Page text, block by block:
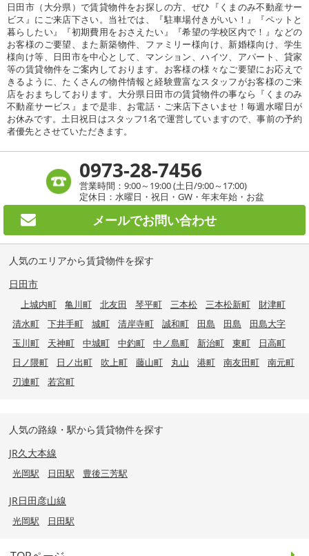
日田市（大分県）で賃貸物件をお探しの方、ぜひ『くまのみ不動産サー
ビス』にご来店下さい。当社では、『駐車場付きがいい！』『ペットと
暮らしたい』『初期費用をおさえたい』『希望の学校区内で！』などの
お客様のご要望、また新築物件、ファミリー様向け、新婚様向け、学生
様向け等、日田市を中心として、マンション、ハイツ、アパート、貸家
等の賃貸物件をご案内しております。お客様の様々なご要望にお応えで
きるように、たくさんの物件情報と経験豊富なスタッフがお客様のご来
店をおまちしております。大分県日田市の賃貸物件の事なら『くまのみ
不動産サービス』まで是非、お電話・ご来店下さいませ！毎週水曜日が
お休みです。土日祝日はスタッフ1名で運営していますので、事前の予約
者優先とさせていただきます。
0973-28-7456
営業時間：9:00～19:00 (土日/9:00～17:00)
定休日：水曜日・祝日・GW・年末年始・お盆
メールでお問い合わせ
人気のエリアから賃貸物件を探す
日田市
上城内町 亀川町 北友田 琴平町 三本松 三本松新町
財津町
清水町
下井手町 城町 清岸寺町 誠和町 田島 田島
田島大字
玉川町
天神町 中城町 中釣町 中ノ島町 新治町 東町
日高町
日ノ隈町
日ノ出町 吹上町 藤山町 丸山 港町 南友田町
南元町
刃連町
若宮町
人気の路線・駅から賃貸物件を探す
JR久大本線
光岡駅 日田駅 豊後三芳駅
JR日田彦山線
光岡駅 日田駅